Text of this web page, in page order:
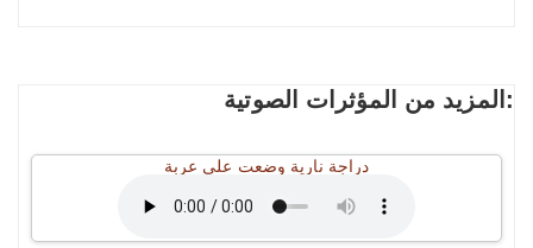
المزيد من المؤثرات الصوتية:
دراجة نارية وضعت على عربة